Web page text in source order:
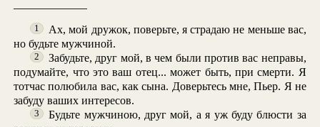
1
Ах, мой дружок, поверьте, я страдаю не меньше вас,
но будьте мужчиной.
2
Забудьте, друг мой, в чем были против вас неправы,
подумайте, что это ваш отец... может быть, при смерти. Я
тотчас полюбила вас, как сына. Доверьтесь мне, Пьер. Я не
забуду ваших интересов.
3
Будьте мужчиною, друг мой, а я уж буду блюсти за